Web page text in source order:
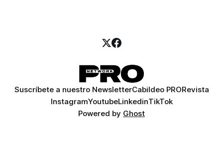
Suscríbete a nuestro NewsletterCabildeo PRORevista
InstagramYoutubeLinkedinTikTok
Powered by Ghost